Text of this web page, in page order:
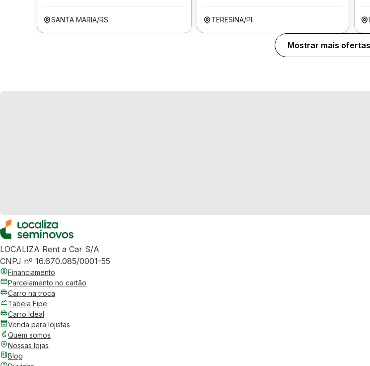
SANTA MARIA/RS TERESINA/PI
Mostrar mais ofertas
LOCALIZA Rent a Car S/A
CNPJ nº 16.670.085/0001-55
Financiamento
Parcelamento no cartão
Carro na troca
Tabela Fipe
Carro Ideal
Venda para lojistas
Quem somos
Nossas lojas
Blog